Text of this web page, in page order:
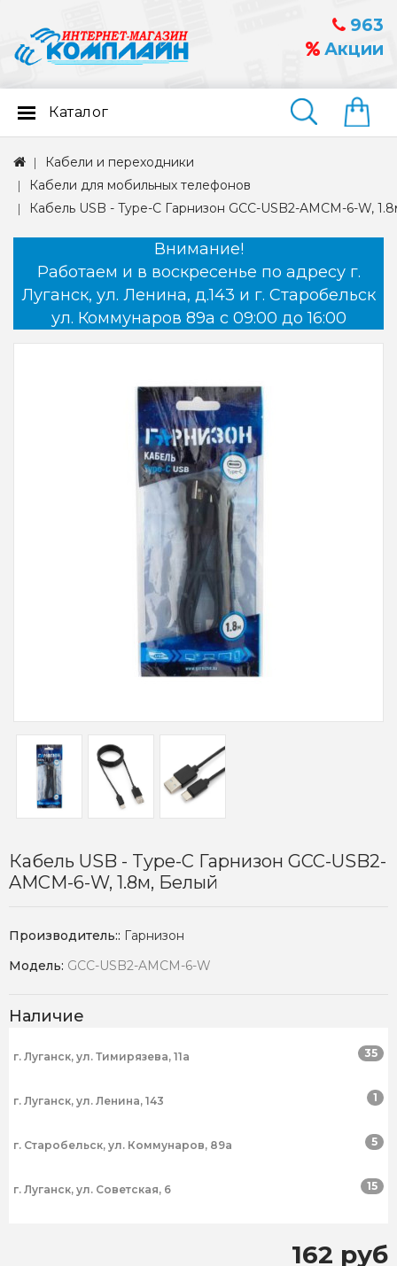
963
Акции
Найти
Каталог
Кабели и переходники
Кабели для мобильных телефонов
Кабель USB - Type-C Гарнизон GCC-USB2-AMCM-6-W,
Внимание!
Работаем и в воскресенье по адресу г.
Луганск, ул. Ленина, д.143 и г. Старобельск
ул. Коммунаров 89а с 09:00 до 16:00
Кабель USB - Type-C Гарнизон GCC-USB2-
AMCM-6-W, 1.8м, Белый
Производитель:: Гарнизон
Модель: GCC-USB2-AMCM-6-W
Наличие
г. Луганск, ул. Тимирязева, 11а 35
г. Луганск, ул. Ленина, 143 1
г. Старобельск, ул. Коммунаров, 89а 5
г. Луганск, ул. Советская, 6 15
162 руб